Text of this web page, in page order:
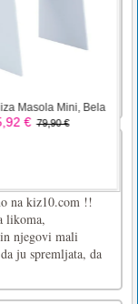
fun survival game.
wave of
is a very fun
to defeat the
na kiz10.com !!
likoma,
njegovi mali
ju spremljata, da